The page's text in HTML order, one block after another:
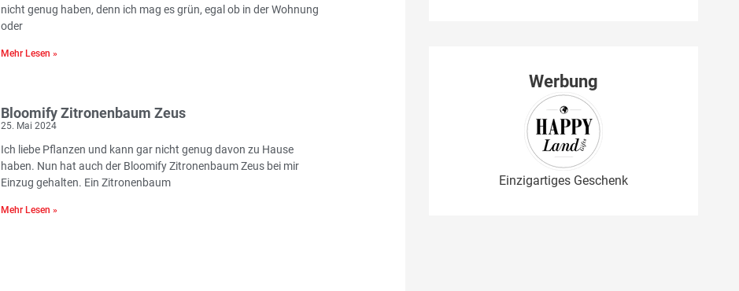
nicht genug haben, denn ich mag es grün, egal ob in der Wohnung
oder
Mehr Lesen »
Bloomify Zitronenbaum Zeus
25. Mai 2024
Ich liebe Pflanzen und kann gar nicht genug davon zu Hause
haben. Nun hat auch der Bloomify Zitronenbaum Zeus bei mir
Einzug gehalten. Ein Zitronenbaum
Mehr Lesen »
Werbung
Einzigartiges Geschenk